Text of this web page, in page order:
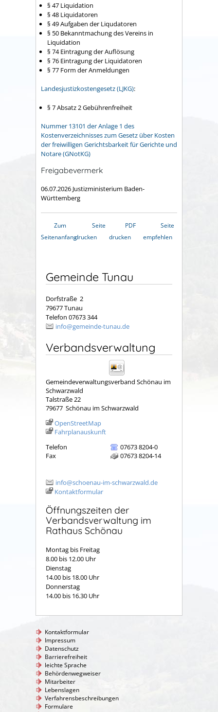
§ 47 Liquidation
§ 48 Liquidatoren
§ 49 Aufgaben der Liqudatoren
§ 50 Bekanntmachung des Vereins in
Liquidation
§ 74 Eintragung der Auflösung
§ 76 Eintragung der Liquidatoren
§ 77 Form der Anmeldungen
Landesjustizkostengesetz (LJKG):
§ 7 Absatz 2Gebührenfreiheit
Nummer 13101 der Anlage 1 des
Kostenverzeichnisses zum Gesetz über Kosten
der freiwilligen Gerichtsbarkeit für Gerichte und
Notare (GNotKG)
Freigabevermerk
06.07.2026 Justizministerium Baden-
Württemberg
Zum
Seitenanfang
Seite
drucken
PDF
drucken
Seite
empfehlen
Gemeinde Tunau
Dorfstraße 2
79677 Tunau
Telefon 07673 344
info@gemeinde-tunau.de
Verbandsverwaltung
Gemeindeverwaltungsverband Schönau im
Schwarzwald
Talstraße 22
79677 Schönau im Schwarzwald
OpenStreetMap
Fahrplanauskunft
Telefon
07673 8204-0
Fax
07673 8204-14
info@schoenau-im-schwarzwald.de
Kontaktformular
Öffnungszeiten der
Verbandsverwaltung im
Rathaus Schönau
Montag bis Freitag
8.00 bis 12.00 Uhr
Dienstag
14.00 bis 18.00 Uhr
Donnerstag
14.00 bis 16.30 Uhr
Kontaktformular
Impressum
Datenschutz
Barrierefreiheit
leichte Sprache
Behördenwegweiser
Mitarbeiter
Lebenslagen
Verfahrensbeschreibungen
Formulare